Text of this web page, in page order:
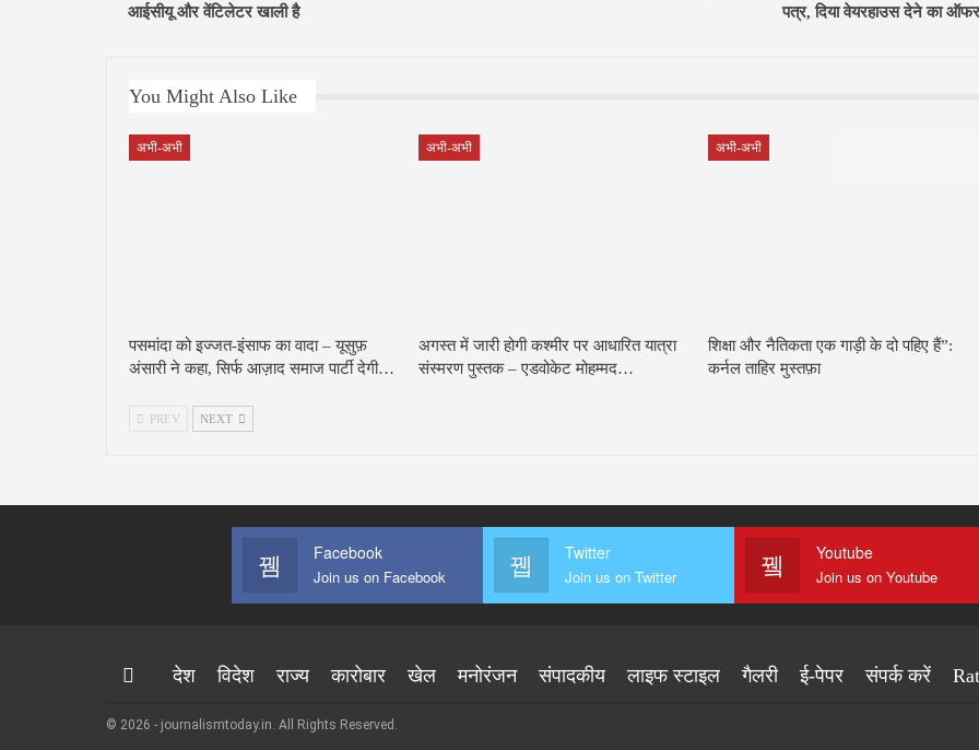
आईसीयू और वेंटिलेटर खाली है
पत्र, दिया वेयरहाउस देने का ऑफर
You Might Also Like
अभी-अभी
पसमांदा को इज्जत-इंसाफ का वादा – यूसुफ़
अंसारी ने कहा, सिर्फ आज़ाद समाज पार्टी देगी…
अभी-अभी
अगस्त में जारी होगी कश्मीर पर आधारित यात्रा
संस्मरण पुस्तक – एडवोकेट मोहम्मद…
अभी-अभी
शिक्षा और नैतिकता एक गाड़ी के दो पहिए हैं”:
कर्नल ताहिर मुस्तफ़ा
PREV NEXT
Facebook
Join us on Facebook
Twitter
Join us on Twitter
Youtube
Join us on Youtube
देश विदेश राज्य कारोबार खेल मनोरंजन संपादकीय लाइफ स्टाइल गैलरी ई-पेपर संपर्क करें
© 2026 - journalismtoday.in. All Rights Reserved.